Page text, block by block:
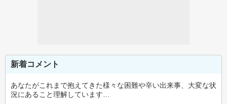
新着コメント
あなたがこれまで抱えてきた様々な困難や辛い出来事、大変な状
況にあること理解しています…